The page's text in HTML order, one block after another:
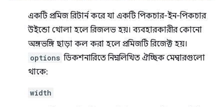
একটি প্রমিজ রিটার্ন করে যা একটি পিকচার-ইন-পিকচার
উইন্ডো খোলা হলে রিজলভ হয়। ব্যবহারকারীর কোনো
অঙ্গভঙ্গি ছাড়া কল করা হলে প্রমিজটি রিজেক্ট হয়।
options ডিকশনারিতে নিম্নলিখিত ঐচ্ছিক মেম্বারগুলো
থাকে:
width